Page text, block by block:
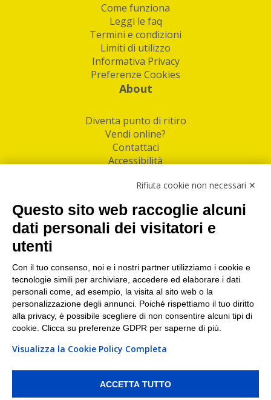
Come funziona
Leggi le faq
Termini e condizioni
Limiti di utilizzo
Informativa Privacy
Preferenze Cookies
About
Diventa punto di ritiro
Vendi online?
Contattaci
Accessibilità
Facebook
Linkedin
I nostri punti di ritiro e spedizione pacchi nelle
maggiori città italiane
Torino|Milano|Roma|Bologna|Firenze| Genova
Napoli|Varese
PI/CF/N°Iscr.: 10821360012 | REA: RM 1494760 | Cap.Soc.: 50.000€ |
Whistleblowing|Privacy |Preferenze Cookies
Rifiuta cookie non necessari ✕
Questo sito web raccoglie alcuni
dati personali dei visitatori e
utenti
Con il tuo consenso, noi e i nostri partner utilizziamo i cookie e
tecnologie simili per archiviare, accedere ed elaborare i dati
personali come, ad esempio, la visita al sito web o la
personalizzazione degli annunci. Poiché rispettiamo il tuo diritto
alla privacy, è possibile scegliere di non consentire alcuni tipi di
cookie. Clicca su preferenze GDPR per saperne di più.
Visualizza la Cookie Policy Completa
ACCETTA TUTTO